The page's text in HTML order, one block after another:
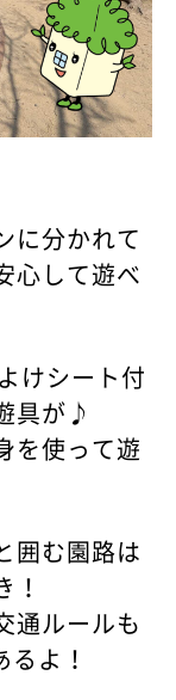
に分かれて
心して遊べ
けシート付
具が♪
を使って遊
囲む園路は
！
通ルールも
よ！